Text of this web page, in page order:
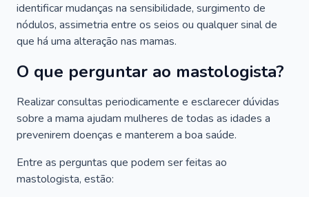
identificar mudanças na sensibilidade, surgimento de
nódulos, assimetria entre os seios ou qualquer sinal de
que há uma alteração nas mamas.
O que perguntar ao mastologista?
Realizar consultas periodicamente e esclarecer dúvidas
sobre a mama ajudam mulheres de todas as idades a
prevenirem doenças e manterem a boa saúde.
Entre as perguntas que podem ser feitas ao
mastologista, estão: